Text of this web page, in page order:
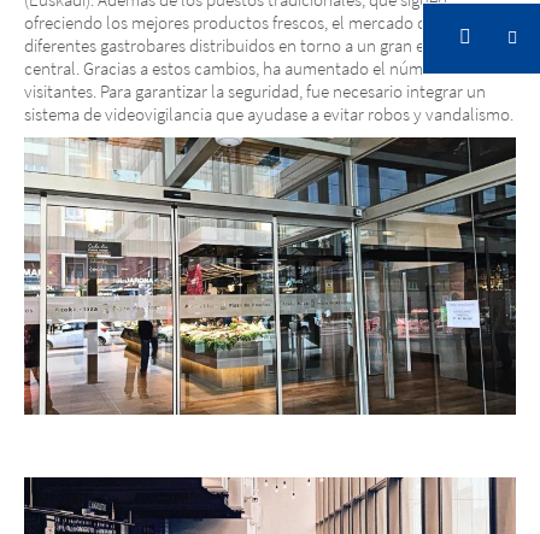
ofreciendo los mejores productos frescos, el mercado dispone de
diferentes gastrobares distribuidos en torno a un gran espacio
central. Gracias a estos cambios, ha aumentado el número de
visitantes. Para garantizar la seguridad, fue necesario integrar un
sistema de videovigilancia que ayudase a evitar robos y vandalismo.